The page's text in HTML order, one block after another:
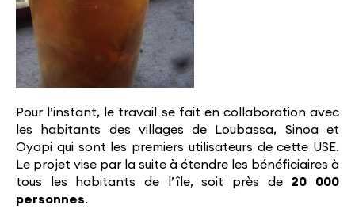
Pour l’instant, le travail se fait en collaboration avec
les habitants des villages de Loubassa, Sinoa et
Oyapi qui sont les premiers utilisateurs de cette USE.
Le projet vise par la suite à étendre les bénéficiaires à
tous les habitants de l’île, soit près de 20 000
personnes.